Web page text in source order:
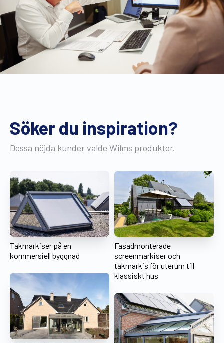
Söker du inspiration?
Dessa nöjda kunder valde Wilms produkter.
Takmarkiser på en
kommersiell byggnad
Fasadmonterade
screenmarkiser och
takmarkis för uterum till
klassiskt hus